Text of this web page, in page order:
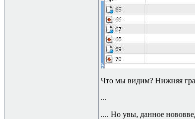
Что мы видим? Нижняя
...
.... Но увы, данное